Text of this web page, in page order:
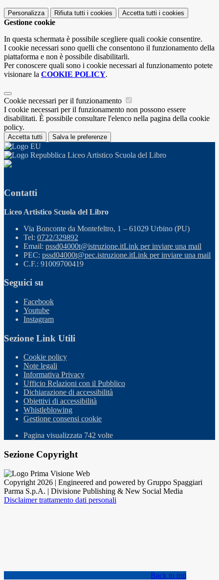
Personalizza Rifiuta tutti i cookies Accetta tutti i cookies
Gestione cookie
In questa schermata è possibile scegliere quali cookie consentire.
I cookie necessari sono quelli che consentono il funzionamento della
piattaforma e non è possibile disabilitarli.
Per conoscere quali sono i cookie necessari al funzionamento potete
visionare la COOKIE POLICY.
Cookie necessari per il funzionamento
I cookie necessari per il funzionamento non possono essere
disabilitati. È possibile consultare l'elenco nella pagina della cookie
policy.
Accetta tutti Salva le preferenze
Liceo Artistico Scuola del Libro
Contatti
Liceo Artistico Scuola del Libro
Via Bonconte da Montefeltro, 1 – 61029 Urbino (PU)
Tel: 0722/329892
Email: pssd04000t@istruzione.itLink per inviare una mail
PEC: pssd04000t@pec.istruzione.itLink per inviare una mail
C.F.: 91009700419
Seguici su
Facebook
Youtube
Instagram
Sezione Link Utili
Cookie policy
Note legali
Informativa Privacy
Ufficio Relazioni con il Pubblico
Dichiarazione di accessibilità
Obiettivi di accessibilità
Whistleblowing
Gestione consensi cookie
Pagina visualizzata 742 volte
Sezione Copyright
Copyright 2026 | Engineered and powered by Gruppo Spaggiari
Parma S.p.A. | Divisione Publishing & New Social Media
Disclaimer trattamento dati personali
Back to top